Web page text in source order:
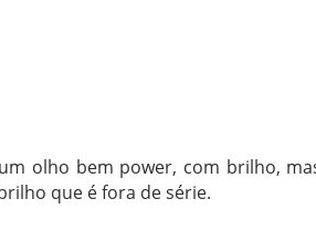
olho bem power, com brilho,
que é fora de série.